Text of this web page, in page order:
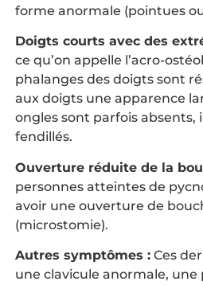
forme anormale (pointues
Doigts courts avec des
ce qu’on appelle l’acro-
phalanges des doigts sont
aux doigts une apparence
ongles sont parfois absents,
fendillés.
Ouverture réduite de la
personnes atteintes de
avoir une ouverture de
(microstomie).
Autres symptômes :Ces
une clavicule anormale, une